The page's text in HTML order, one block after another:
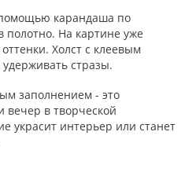
карандаша по
полотно. На картине уже
Холст с клеевым
стразы.
заполнением - это
вечер в творческой
украсит интерьер или станет